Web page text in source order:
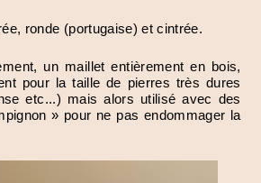
ronde (portugaise) et cintrée.
un maillet entièrement en bois,
pour la taille de pierres très dures
etc...) mais alors utilisé avec des
» pour ne pas endommager la